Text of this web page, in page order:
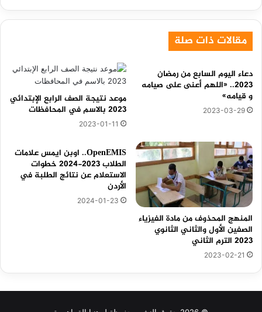
مقالات ذات صلة
دعاء اليوم السابع من رمضان
2023.. «اللهم أعنى على صيامه
و قيامه»
2023-03-29
موعد نتيجة الصف الرابع الإبتدائي
2023 بالاسم في المحافظات
2023-01-11
المنهج المحذوف من مادة الفيزياء
الصفين الأول والثاني الثانوي
2023 الترم الثاني
2023-02-21
OpenEMIS.. اوبن ايمس علامات
الطلاب 2023-2024 خطوات
الاستعلام عن نتائج الطلبة في
الأردن
2024-01-23